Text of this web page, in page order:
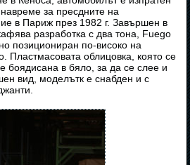
за пресдните на
в Париж през 1982 г. Завършен в
разработка с два тона, Fuego
позициониран по-високо на
Пластмасовата облицовка, която се
боядисана в бяло, за да се слее и
вид, моделътк е снабден и с